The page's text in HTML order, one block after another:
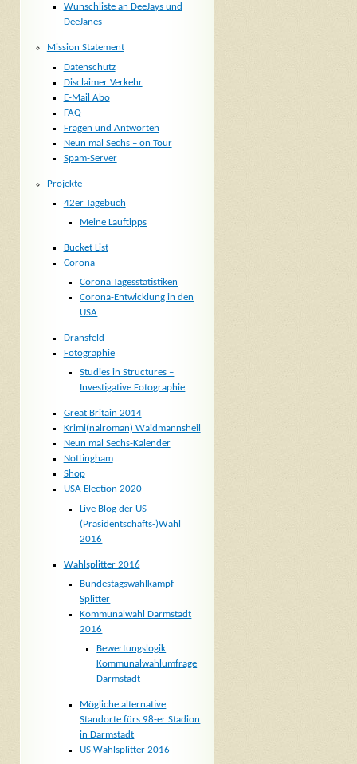
Wunschliste an DeeJays und
DeeJanes
Mission Statement
Datenschutz
Disclaimer Verkehr
E-Mail Abo
FAQ
Fragen und Antworten
Neun mal Sechs – on Tour
Spam-Server
Projekte
42er Tagebuch
Meine Lauftipps
Bucket List
Corona
Corona Tagesstatistiken
Corona-Entwicklung in den
USA
Dransfeld
Fotographie
Studies in Structures –
Investigative Fotographie
Great Britain 2014
Krimi(nalroman) Waidmannsheil
Neun mal Sechs-Kalender
Nottingham
Shop
USA Election 2020
Live Blog der US-
(Präsidentschafts-)Wahl
2016
Wahlsplitter 2016
Bundestagswahlkampf-
Splitter
Kommunalwahl Darmstadt
2016
Bewertungslogik
Kommunalwahlumfrage
Darmstadt
Mögliche alternative
Standorte fürs 98-er Stadion
in Darmstadt
US Wahlsplitter 2016